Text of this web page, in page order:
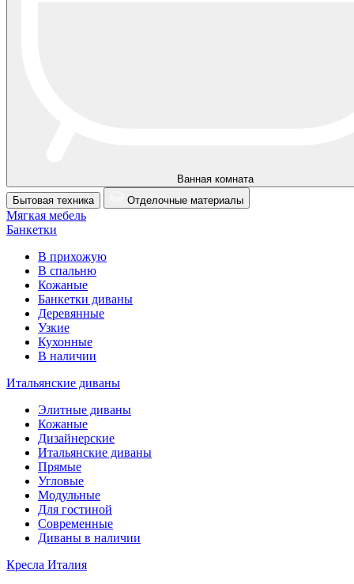
Ванная комната
Бытовая техника
Отделочные материалы
Мягкая мебель
Банкетки
В прихожую
В спальню
Кожаные
Банкетки диваны
Деревянные
Узкие
Кухонные
В наличии
Итальянские диваны
Элитные диваны
Кожаные
Дизайнерские
Итальянские диваны
Прямые
Угловые
Модульные
Для гостиной
Современные
Диваны в наличии
Кресла Италия